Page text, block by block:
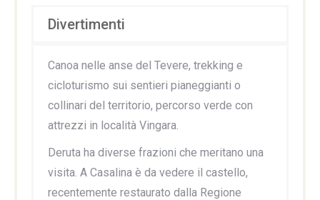
Divertimenti
Canoa nelle anse del Tevere, trekking e
cicloturismo sui sentieri pianeggianti o
collinari del territorio, percorso verde con
attrezzi in località Vingara.
Deruta ha diverse frazioni che meritano una
visita. A Casalina è da vedere il castello,
recentemente restaurato dalla Regione